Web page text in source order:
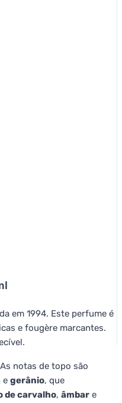
em 1994. Este perfume é
e fougère marcantes.
notas de topo são
e gerânio, que
de carvalho, âmbar e